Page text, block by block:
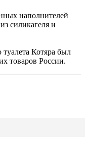
наполнителей
силикагеля и
Котяра был
товаров России.